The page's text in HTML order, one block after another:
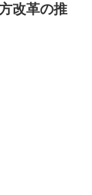
改革の推